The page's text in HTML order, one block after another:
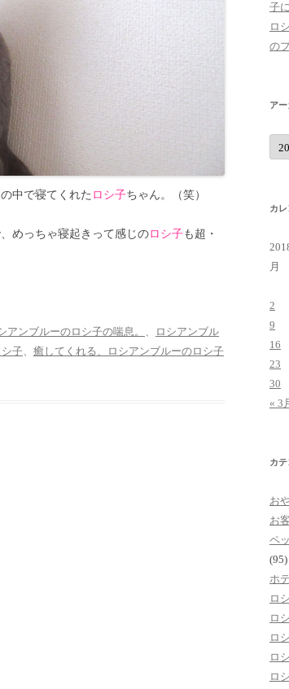
中で寝てくれた ロシ子ちゃん。（笑）
めっちゃ寝起きって感じのロシ子も超・
アンブルーのロシ子の喘息。
ロシアンブル
子
癒してくれる、ロシアンブルーのロシ子
子
ロ
の
ア
ア
ー
カ
カ
月
2
9
16
23
30
« 3
カ
お
お
ペ
(95)
ホ
ロ
ロ
ロ
ロ
ロ